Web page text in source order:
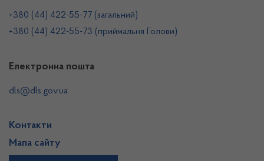
+380 (44) 422-55-77 (загальний)
+380 (44) 422-55-73 (приймальня Голови)
Електронна пошта
dls@dls.gov.ua
Контакти
Мапа сайту